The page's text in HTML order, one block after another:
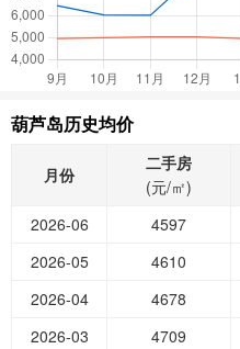
葫芦岛历史均价
月份
二手房
(元/㎡)
2026-06
4597
2026-05
4610
2026-04
4678
2026-03
4709